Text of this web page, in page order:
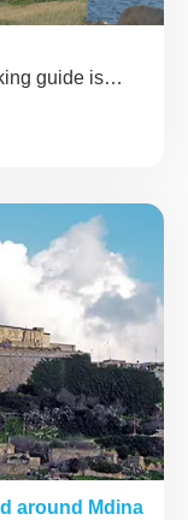
guide is…
around Mdina